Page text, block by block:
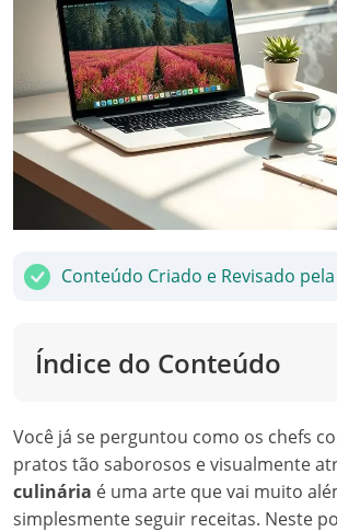
Conteúdo Criado e Revisado
Índice do Conteúdo
Você já se perguntou como os chefs
pratos tão saborosos e visualmente
culinária é uma arte que vai muito
simplesmente seguir receitas. Neste